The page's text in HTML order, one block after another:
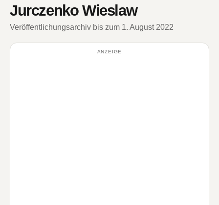
Jurczenko Wieslaw
Veröffentlichungsarchiv bis zum 1. August 2022
ANZEIGE